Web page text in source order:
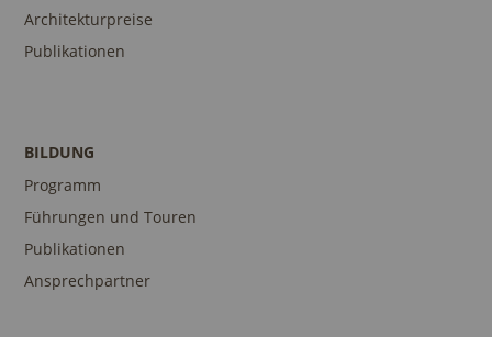
Architekturpreise
Publikationen
BILDUNG
Programm
Führungen und Touren
Publikationen
Ansprechpartner